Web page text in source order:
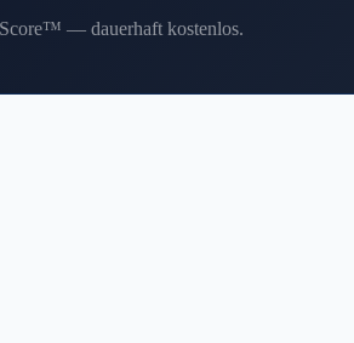
— dauerhaft kostenlos.